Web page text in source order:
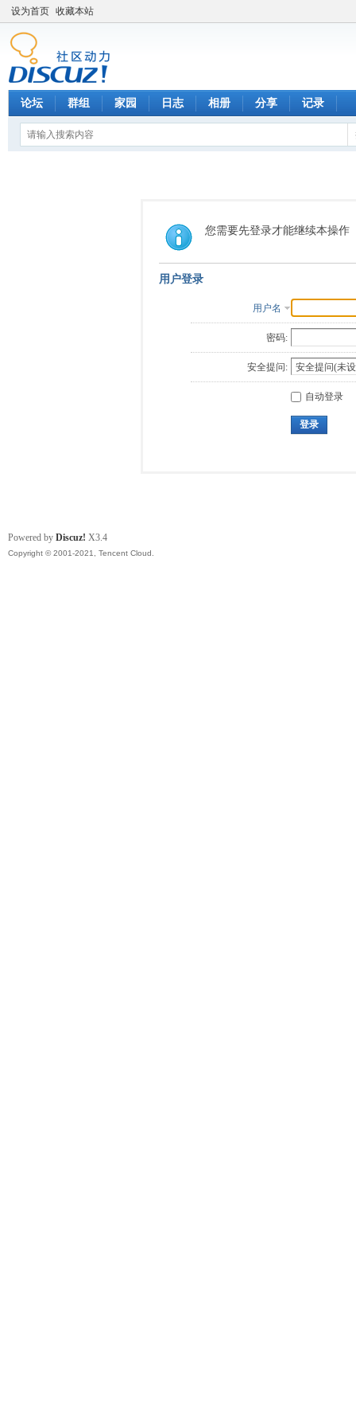
设为首页 收藏本站
论坛 群组 家园 日志 相册 分享 记录
您需要先登录才能继续本操作
用户登录
用户名
密码:
安全提问:
自动登录
登录
Powered by Discuz! X3.4
Copyright © 2001-2021, Tencent Cloud.